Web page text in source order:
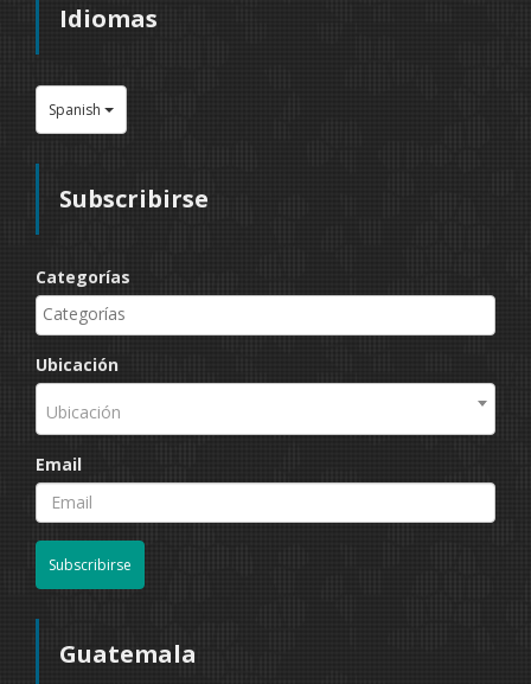
Idiomas
Spanish
Subscribirse
Categorías
Ubicación
Ubicación
Email
Subscribirse
Guatemala